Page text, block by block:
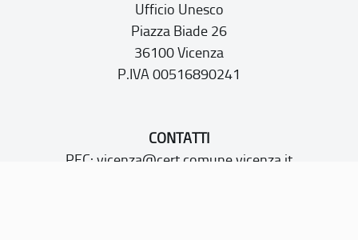
Ufficio Unesco
Piazza Biade 26
36100 Vicenza
P.IVA 00516890241
CONTATTI
PEC: vicenza@cert.comune.vicenza.it